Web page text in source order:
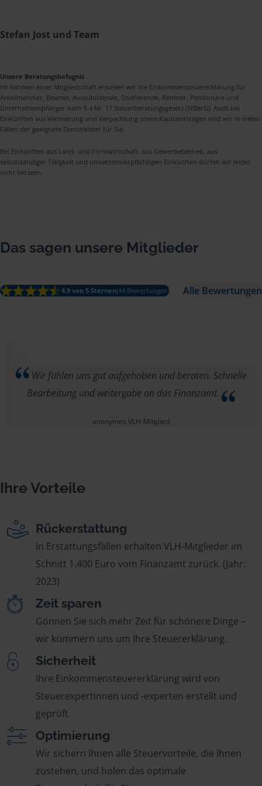
Stefan Jost und Team
Unsere Beratungsbefugnis
Im Rahmen einer Mitgliedschaft erstellen wir die Einkommensteuererklärung für
Arbeitnehmer, Beamte, Auszubildende, Studierende, Rentner, Pensionäre und
Unterhaltsempfänger nach § 4 Nr. 11 Steuerberatungsgesetz (StBerG). Auch bei
Einkünften aus Vermietung und Verpachtung sowie Kapitalerträgen sind wir in vielen
Fällen der geeignete Dienstleister für Sie.
Bei Einkünften aus Land- und Forstwirtschaft, aus Gewerbebetrieb, aus
selbstständiger Tätigkeit und umsatzsteuerpflichtigen Einkünften dürfen wir leider
nicht beraten.
Das sagen unsere Mitglieder
4.9 von 5 Sternen(44 Bewertungen) Alle Bewertungen
Wir fühlen uns gut aufgehoben und beraten. Schnelle
Bearbeitung und weitergabe an das Finanzamt.
anonymes VLH-Mitglied
Ihre Vorteile
Rückerstattung
In Erstattungsfällen erhalten VLH-Mitglieder im
Schnitt 1.400 Euro vom Finanzamt zurück. (Jahr:
2023)
Zeit sparen
Gönnen Sie sich mehr Zeit für schönere Dinge –
wir kümmern uns um Ihre Steuererklärung.
Sicherheit
Ihre Einkommensteuererklärung wird von
Steuerexpertinnen und -experten erstellt und
geprüft.
Optimierung
Wir sichern Ihnen alle Steuervorteile, die Ihnen
zustehen, und holen das optimale